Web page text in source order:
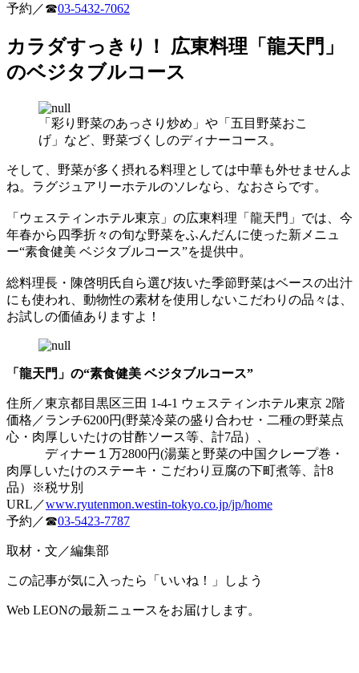
予約／☎03-5432-7062
カラダすっきり！ 広東料理「龍天門」
のベジタブルコース
「彩り野菜のあっさり炒め」や「五目野菜おこ
げ」など、野菜づくしのディナーコース。
そして、野菜が多く摂れる料理としては中華も外せませんよ
ね。ラグジュアリーホテルのソレなら、なおさらです。
「ウェスティンホテル東京」の広東料理「龍天門」では、今
年春から四季折々の旬な野菜をふんだんに使った新メニュ
ー“素食健美 ベジタブルコース”を提供中。
総料理長・陳啓明氏自ら選び抜いた季節野菜はベースの出汁
にも使われ、動物性の素材を使用しないこだわりの品々は、
お試しの価値ありますよ！
「龍天門」の“素食健美 ベジタブルコース”
住所／東京都目黒区三田 1-4-1 ウェスティンホテル東京 2階
価格／ランチ6200円(野菜冷菜の盛り合わせ・二種の野菜点
心・肉厚しいたけの甘酢ソース等、計7品）、
ディナー１万2800円(湯葉と野菜の中国クレープ巻・
肉厚しいたけのステーキ・こだわり豆腐の下町煮等、計8
品）※税サ別
URL／www.ryutenmon.westin-tokyo.co.jp/jp/home
予約／☎03-5423-7787
取材・文／編集部
この記事が気に入ったら「いいね！」しよう
Web LEONの最新ニュースをお届けします。